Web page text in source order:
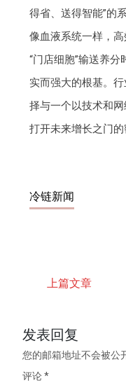
得省、送得智能”的
像血液系统一样，
“门店细胞”输送养
实而强大的根基。
择与一个以技术和
打开未来增长之门的
冷链新闻
上篇文章
发表回复
您的邮箱地址不会被公
评论*